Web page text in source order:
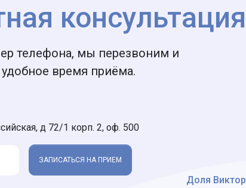
консультация
телефона, мы перезвоним и
время приёма.
д 72/1 корп. 2, оф. 500
ЗАПИСАТЬСЯ НА ПРИЕМ
Доля Виктор